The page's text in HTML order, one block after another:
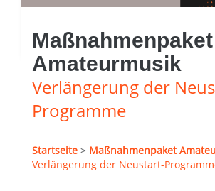
Maßnahmenpaket
Amateurmusik
Verlängerung der
Programme
Startseite > Maßnahmenpaket
Verlängerung der Neustart-